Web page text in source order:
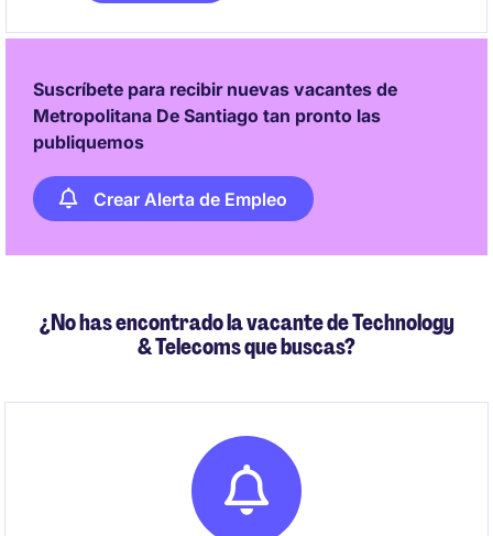
Suscríbete para recibir nuevas vacantes de
Metropolitana De Santiago tan pronto las
publiquemos
Crear Alerta de Empleo
¿No has encontrado la vacante de Technology
& Telecoms que buscas?